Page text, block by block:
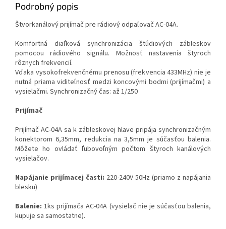
Podrobný popis
Štvorkanálový prijímač pre rádiový odpaľovač AC-04A.
Komfortná diaľková synchronizácia štúdiových zábleskov
pomocou rádiového signálu. Možnosť nastavenia štyroch
rôznych frekvencií.
Vďaka vysokofrekvenčnému prenosu (frekvencia 433MHz) nie je
nutná priama viditeľnosť medzi koncovými bodmi (prijímačmi) a
vysielačmi. Synchronizačný čas: až 1/250
Prijímač
Prijímač AC-04A sa k zábleskovej hlave pripája synchronizačným
konektorom 6,35mm, redukcia na 3,5mm je súčasťou balenia.
Môžete ho ovládať ľubovoľným počtom štyroch kanálových
vysielačov.
Napájanie prijímacej časti: 220-240V 50Hz (priamo z napájania
blesku)
Balenie: 1ks prijímača AC-04A (vysielač nie je súčasťou balenia,
kupuje sa samostatne).